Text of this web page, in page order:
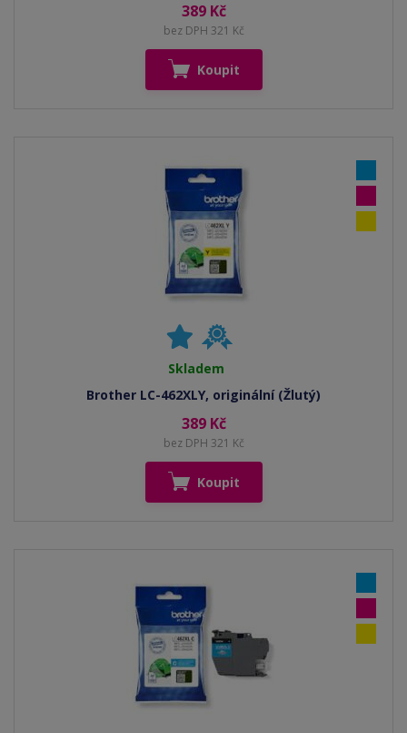
389 Kč
bez DPH 321 Kč
Koupit
Skladem
Brother LC-462XLY, originální (Žlutý)
389 Kč
bez DPH 321 Kč
Koupit